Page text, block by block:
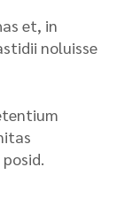
et, in
noluisse